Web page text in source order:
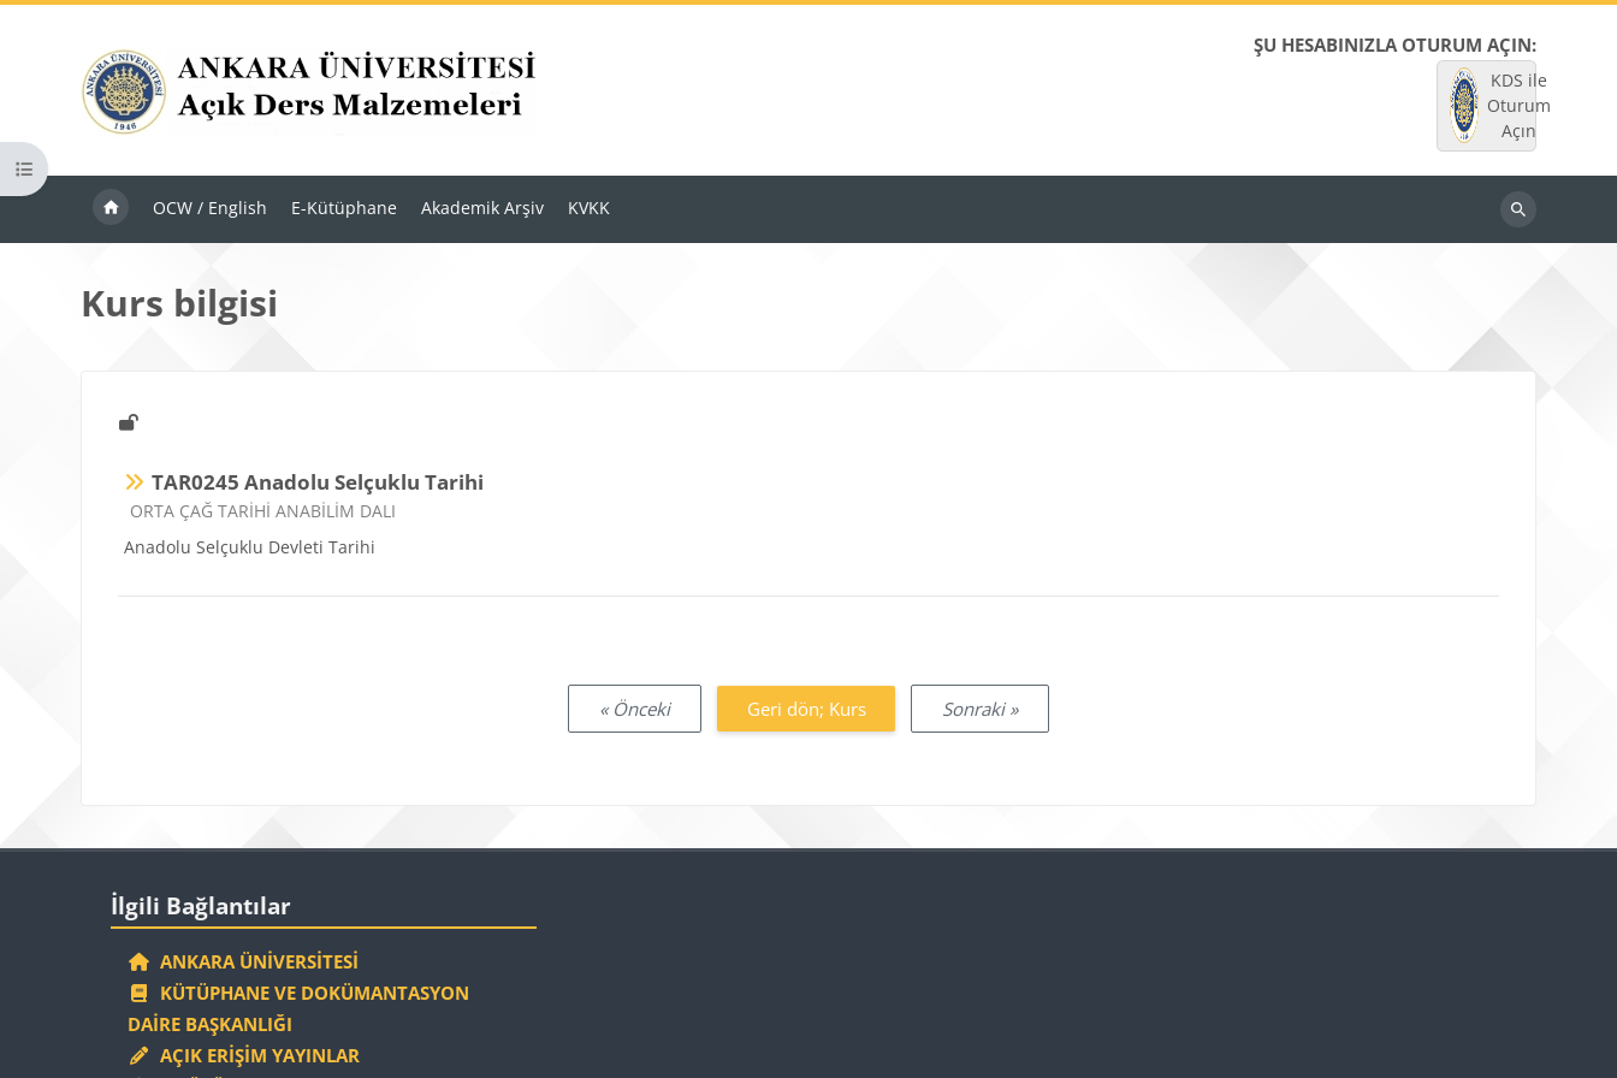
ŞU HESABINIZLA OTURUM AÇIN:
KDS ile
Oturum
Açın
OCW / English E-Kütüphane Akademik Arşiv KVKK
Dersleri
Kurs dizinini aç
Kurs bilgisi
TAR0245 Anadolu Selçuklu Tarihi
Ders kategorisi
ORTA ÇAĞ TARİHİ ANABİLİM DALI
Anadolu Selçuklu Devleti Tarihi
« Önceki Geri dön; Kurs Sonraki »
Bloklar
İlgili Bağlantılar
ANKARA ÜNIVERSITESI
KÜTÜPHANE VE DOKÜMANTASYON
DAIRE BAŞKANLIĞI
AÇIK ERIŞIM YAYINLAR